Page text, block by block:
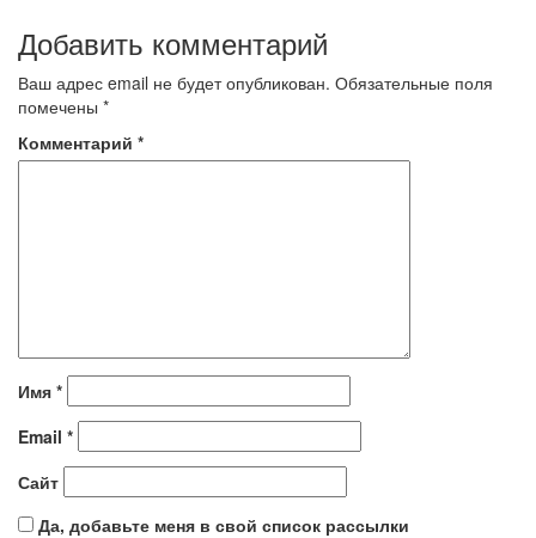
Добавить комментарий
Ваш адрес email не будет опубликован. Обязательные поля
помечены *
Комментарий *
Имя *
Email *
Сайт
Да, добавьте меня в свой список рассылки